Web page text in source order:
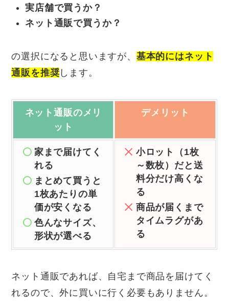
実店舗で買うか？
ネット通販で買うか？
の選択になると思いますが、 基本的にはネット
通販を推奨 します。
ネット通販の メリ
ット
デメリット
家まで届けてく
れる
まとめて買うと
1枚あたりの単
価が安くなる
色んなサイズ、
形状が選べる
小ロット（1枚
～数枚）だと送
料分だけ高くな
る
商品が届くまで
タイムラグがあ
る
ネット通販であれば、自宅まで商品を届けてく
れるので、外に買いに行く必要もありません。